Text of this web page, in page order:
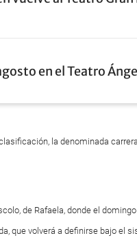
en el Teatro
la denominada
de Rafaela, donde el
que volverá a definirse bajo el